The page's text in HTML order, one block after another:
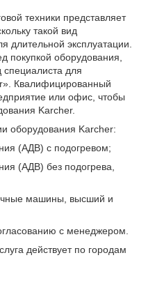
техники представляет
такой вид
длительной эксплуатации.
покупкой оборудования,
специалиста для
Квалифицированный
или офис, чтобы
Karcher.
оборудования Karcher:
(АДВ) с подогревом;
(АДВ) без подогрева,
машины, высший и
с менеджером.
действует по городам